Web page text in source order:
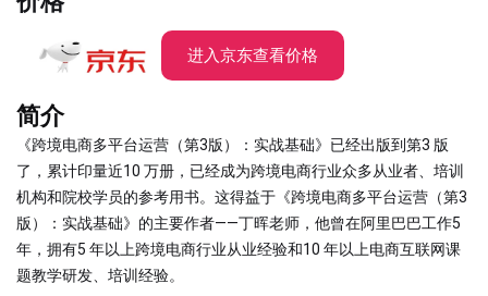
进入京东查看价格
简介
《跨境电商多平台运营（第3版）：实战基础》已经出版到第3 版
了，累计印量近10 万册，已经成为跨境电商行业众多从业者、培训
机构和院校学员的参考用书。这得益于《跨境电商多平台运营（第3
版）：实战基础》的主要作者——丁晖老师，他曾在阿里巴巴工作5
年，拥有5 年以上跨境电商行业从业经验和10 年以上电商互联网课
题教学研发、培训经验。